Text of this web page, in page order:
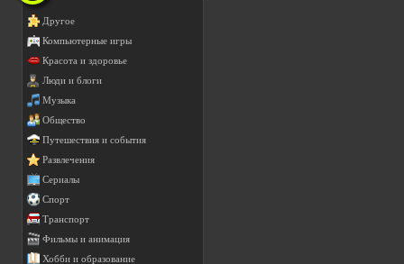
Другое
Компьютерные игры
Красота и здоровье
Люди и блоги
Музыка
Общество
Путешествия и события
Развлечения
Сериалы
Спорт
Транспорт
Фильмы и анимация
Хобби и образование